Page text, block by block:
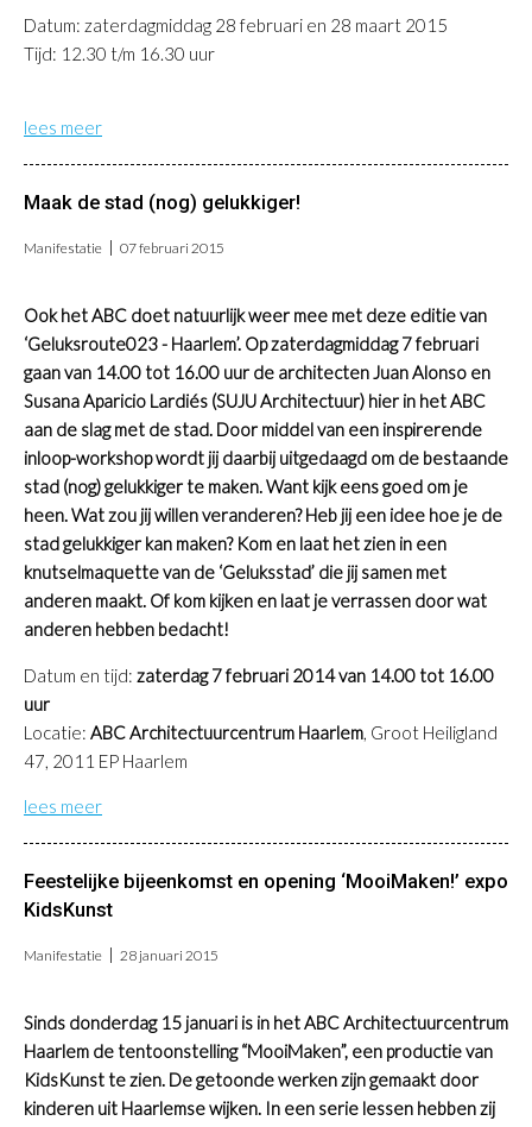
Datum: zaterdagmiddag 28 februari en 28 maart 2015
Tijd: 12.30 t/m 16.30 uur
lees meer
Maak de stad (nog) gelukkiger!
Manifestatie 07 februari 2015
Ook het ABC doet natuurlijk weer mee met deze editie van
‘Geluksroute023 - Haarlem’. Op zaterdagmiddag 7 februari
gaan van 14.00 tot 16.00 uur de architecten Juan Alonso en
Susana Aparicio Lardiés (SUJU Architectuur) hier in het ABC
aan de slag met de stad. Door middel van een inspirerende
inloop-workshop wordt jij daarbij uitgedaagd om de bestaande
stad (nog) gelukkiger te maken. Want kijk eens goed om je
heen. Wat zou jij willen veranderen? Heb jij een idee hoe je de
stad gelukkiger kan maken? Kom en laat het zien in een
knutselmaquette van de ‘Geluksstad’ die jij samen met
anderen maakt. Of kom kijken en laat je verrassen door wat
anderen hebben bedacht!
Datum en tijd: zaterdag 7 februari 2014 van 14.00 tot 16.00
uur
Locatie: ABC Architectuurcentrum Haarlem, Groot Heiligland
47, 2011 EP Haarlem
lees meer
Feestelijke bijeenkomst en opening ‘MooiMaken!’ expo
KidsKunst
Manifestatie 28 januari 2015
Sinds donderdag 15 januari is in het ABC Architectuurcentrum
Haarlem de tentoonstelling “MooiMaken”, een productie van
KidsKunst te zien. De getoonde werken zijn gemaakt door
kinderen uit Haarlemse wijken. In een serie lessen hebben zij